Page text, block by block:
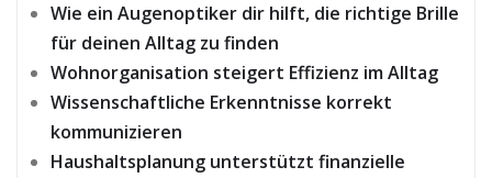
Wie ein Augenoptiker dir hilft, die richtige Brille
für deinen Alltag zu finden
Wohnorganisation steigert Effizienz im Alltag
Wissenschaftliche Erkenntnisse korrekt
kommunizieren
Haushaltsplanung unterstützt finanzielle